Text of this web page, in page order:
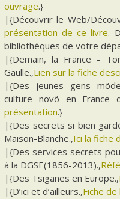
ouvrage.}
|{Découvrir le Web/
présentation de ce livre.
bibliothèques de votre
|{Demain, la France –
Gaulle.,Lien sur la fiche
|{Des jeunes gens
culture novö en France
présentation.}
|{Des secrets si bien
Maison-Blanche.,Ici la fiche
|{Des services secrets
à la DGSE(1856-2013).,
|{Des Tsiganes en Europe.,
|{D’ici et d’ailleurs.,Fiche de